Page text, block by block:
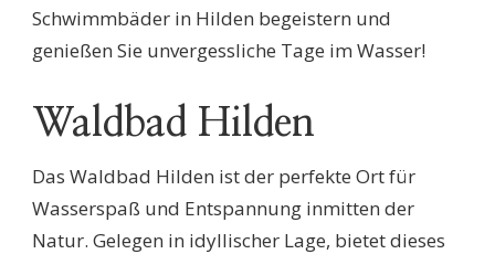
Schwimmbäder in Hilden begeistern und
genießen Sie unvergessliche Tage im Wasser!
Waldbad Hilden
Das Waldbad Hilden ist der perfekte Ort für
Wasserspaß und Entspannung inmitten der
Natur. Gelegen in idyllischer Lage, bietet dieses